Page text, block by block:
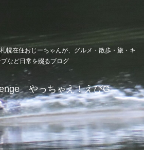
幌在住おじーちゃんが、グルメ・散歩・旅・キ
プなど日常を綴るブログ
やっちゃえ！えびG